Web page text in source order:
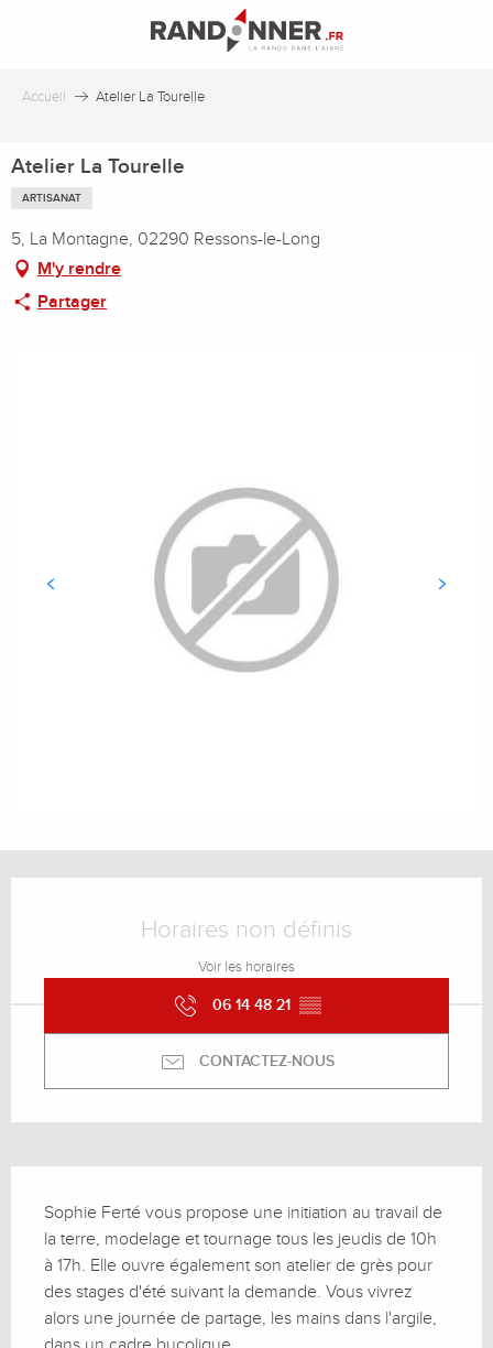
principal
Accueil Atelier La Tourelle
Atelier La Tourelle
ARTISANAT
5, La Montagne, 02290 Ressons-le-Long
M'y rendre
Partager
Horaires non définis
Voir les horaires
06 14 48 21 ▒▒
CONTACTEZ-NOUS
Sophie Ferté vous propose une initiation au travail de
la terre, modelage et tournage tous les jeudis de 10h
à 17h. Elle ouvre également son atelier de grès pour
des stages d'été suivant la demande. Vous vivrez
alors une journée de partage, les mains dans l'argile,